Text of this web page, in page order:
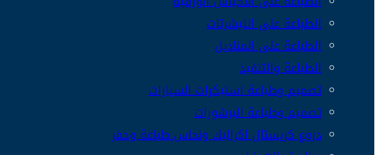
الطباعة على التيشرتات
الطباعة على المناديل
الطباعة والتنفيذ
تصميم وطباعة استيكرات السيارات
تصميم وطباعة البرشورات
دروع كريستال اكراليك ونحاس طباعة وحفر